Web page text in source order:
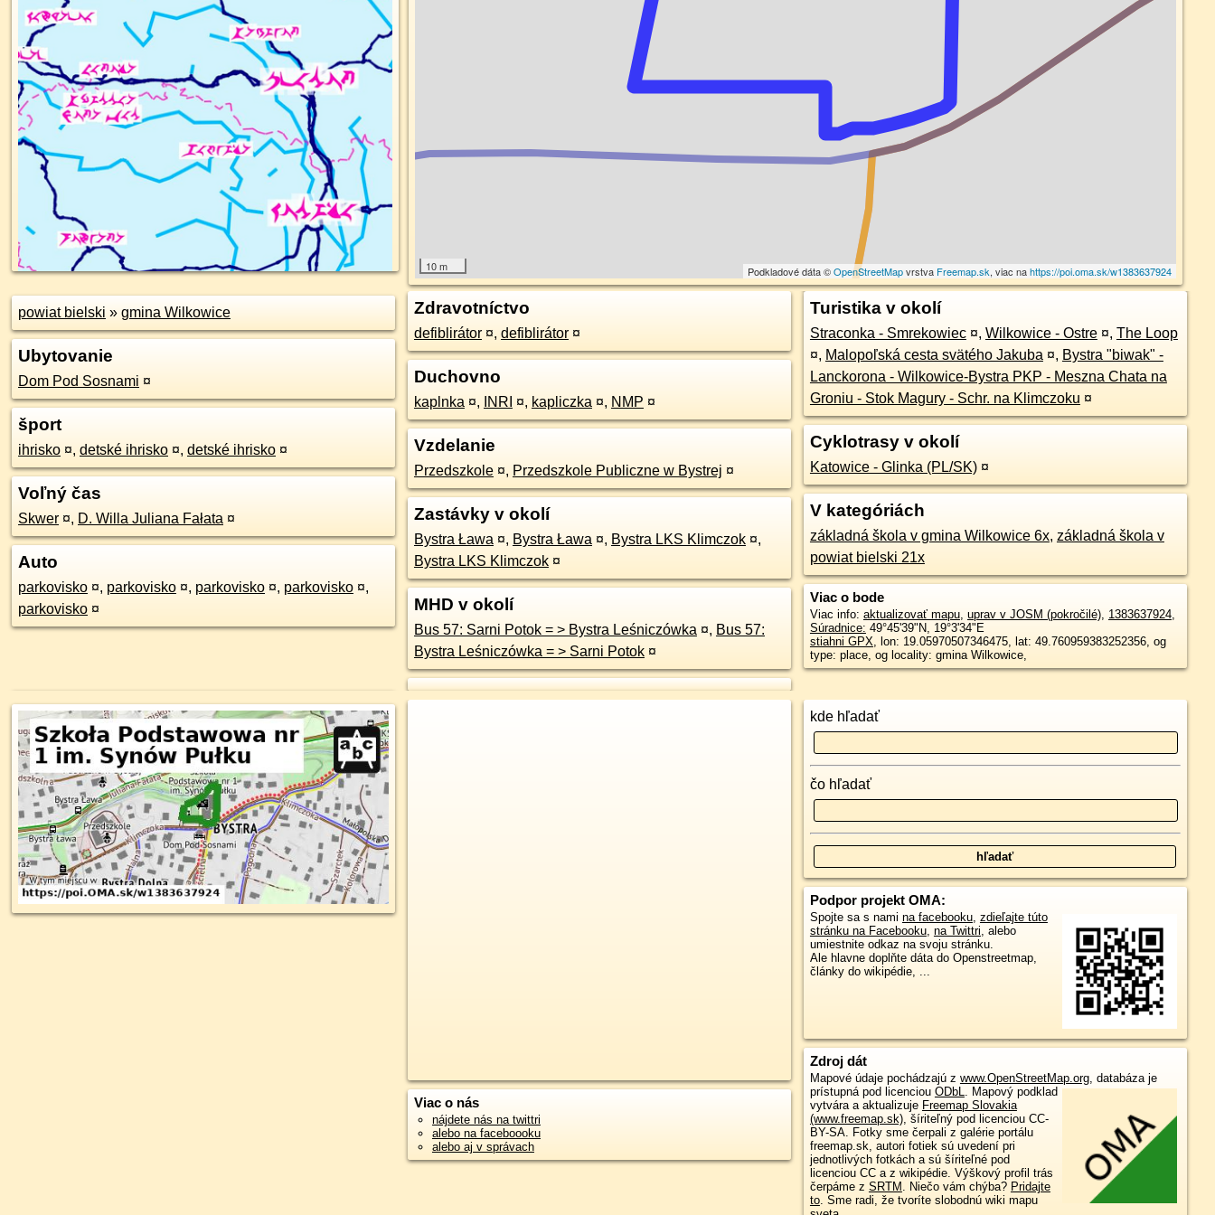
10 m Podkladové dáta ©OpenStreetMapvrstva Freemap.sk, viac nahttps://poi.oma.sk/w1383637924
powiat bielski » gmina Wilkowice
Ubytovanie
Dom Pod Sosnami ¤
šport
ihrisko ¤, detské ihrisko ¤, detské ihrisko ¤
Voľný čas
Skwer ¤, D. Willa Juliana Fałata ¤
Auto
parkovisko ¤, parkovisko ¤, parkovisko ¤, parkovisko ¤,
parkovisko ¤
Zdravotníctvo
defiblirátor ¤, defiblirátor ¤
Duchovno
kaplnka ¤, INRI ¤, kapliczka ¤, NMP ¤
Vzdelanie
Przedszkole ¤, Przedszkole Publiczne w Bystrej ¤
Zastávky v okolí
Bystra Ława ¤, Bystra Ława ¤, Bystra LKS Klimczok ¤,
Bystra LKS Klimczok ¤
MHD v okolí
Bus 57: Sarni Potok = > Bystra Leśniczówka ¤, Bus 57:
Bystra Leśniczówka = > Sarni Potok ¤
Turistika v okolí
Straconka - Smrekowiec ¤, Wilkowice - Ostre ¤, The Loop
¤, Malopoľská cesta svätého Jakuba ¤, Bystra "biwak" -
Lanckorona - Wilkowice-Bystra PKP - Meszna Chata na
Groniu - Stok Magury - Schr. na Klimczoku ¤
Cyklotrasy v okolí
Katowice - Glinka (PL/SK) ¤
V kategóriách
základná škola v gmina Wilkowice 6x, základná škola v
powiat bielski 21x
Viac o bode
Viac info: aktualizovať mapu, uprav v JOSM (pokročilé), 1383637924,
Súradnice: 49°45'39"N, 19°3'34"E
stiahni GPX, lon: 19.05970507346475, lat: 49.760959383252356, og
type: place, og locality: gmina Wilkowice,
Viac o nás
nájdete nás na twittri
alebo na faceboooku
alebo aj v správach
kde hľadať
čo hľadať
Podpor projekt OMA:
Spojte sa s nami na facebooku, zdieľajte túto
stránku na Facebooku, na Twittri, alebo
umiestnite odkaz na svoju stránku.
Ale hlavne doplňte dáta do Openstreetmap,
články do wikipédie, ...
Zdroj dát
Mapové údaje pochádzajú z www.OpenStreetMap.org, databáza je
prístupná pod licenciou ODbL. Mapový podklad
vytvára a aktualizuje Freemap Slovakia
(www.freemap.sk), šíriteľný pod licenciou CC-
BY-SA. Fotky sme čerpali z galérie portálu
freemap.sk, autori fotiek sú uvedení pri
jednotlivých fotkách a sú šíriteľné pod
licenciou CC a z wikipédie. Výškový profil trás
čerpáme z SRTM . Niečo vám chýba? Pridajte
to. Sme radi, že tvoríte slobodnú wiki mapu